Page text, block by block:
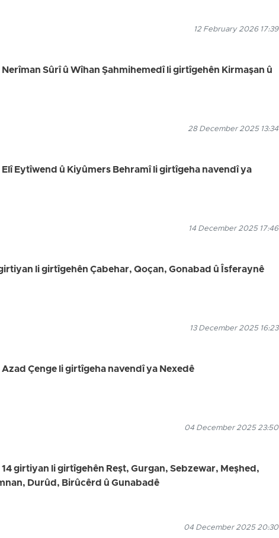
12 February 2026 17:39
Sûrî û Wîhan Şahmihemedî li girtîgehên Kirmaşan û
28 December 2025 13:34
Eytîwend û Kiyûmers Behramî li girtîgeha navendî ya
14 December 2025 17:46
li girtîgehên Çabehar, Qoçan, Gonabad û Îsferaynê
13 December 2025 16:23
Çenge li girtîgeha navendî ya Nexedê
04 December 2025 23:50
girtiyan li girtîgehên Reşt, Gurgan, Sebzewar, Meşhed,
Durûd, Birûcêrd û Gunabadê
04 December 2025 20:30